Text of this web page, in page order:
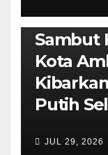
AMBON METRO
Sambut
Kota
Putih
JUL 29, 2026
PENDIDIKAN &